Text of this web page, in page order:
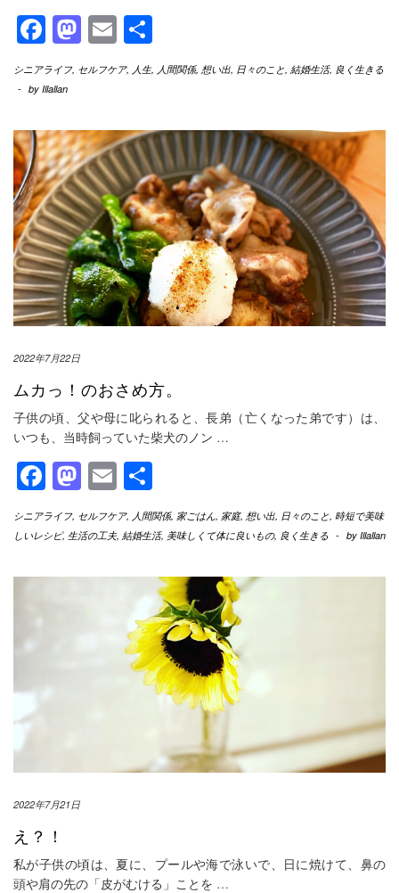
Facebook
Mastodon
Email
有
シニアライフ, セルフケア, 人生, 人間関係, 想い出, 日々のこと, 結婚生活, 良く生きる
- by Illallan
2022年7月22日
ムカっ！のおさめ方。
子供の頃、父や母に叱られると、長弟（亡くなった弟です）は、
いつも、当時飼っていた柴犬のノン …
Facebook
Mastodon
Email
有
シニアライフ, セルフケア, 人間関係, 家ごはん, 家庭, 想い出, 日々のこと, 時短で美味
しいレシピ, 生活の工夫, 結婚生活, 美味しくて体に良いもの, 良く生きる - by Illallan
2022年7月21日
え？！
私が子供の頃は、夏に、プールや海で泳いで、日に焼けて、鼻の
頭や肩の先の「皮がむける」ことを …